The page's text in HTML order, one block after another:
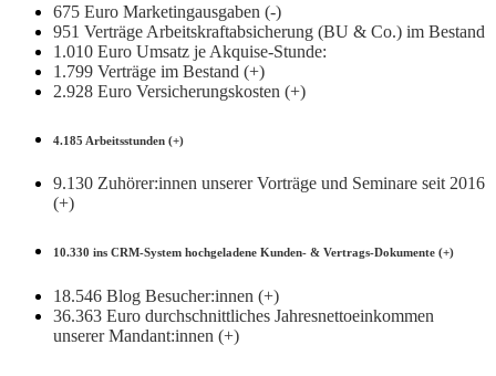
675 Euro Marketingausgaben (-)
951 Verträge Arbeitskraftabsicherung (BU & Co.) im Bestand
1.010 Euro Umsatz je Akquise-Stunde:
1.799 Verträge im Bestand (+)
2.928 Euro Versicherungskosten (+)
4.185 Arbeitsstunden (+)
9.130 Zuhörer:innen unserer Vorträge und Seminare seit 2016
(+)
10.330 ins CRM-System hochgeladene Kunden- & Vertrags-Dokumente (+)
18.546 Blog Besucher:innen (+)
36.363 Euro durchschnittliches Jahresnettoeinkommen
unserer Mandant:innen (+)